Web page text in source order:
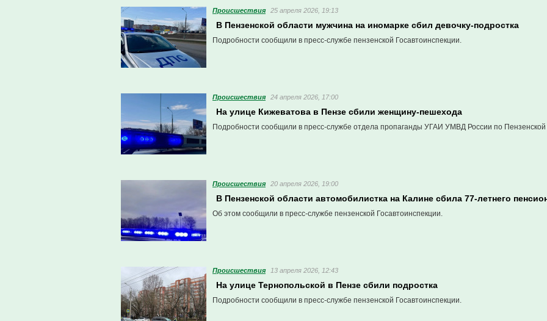
Проиcшествия 25 апреля 2026, 19:13
В Пензенской области мужчина на иномарке сбил девочку-подростка
Подробности сообщили в пресс-службе пензенской Госавтоинспекции.
Проиcшествия 24 апреля 2026, 17:00
На улице Кижеватова в Пензе сбили женщину-пешехода
Подробности сообщили в пресс-службе отдела пропаганды УГАИ УМВД России по Пензенской
Проиcшествия 20 апреля 2026, 19:00
В Пензенской области автомобилистка на Калине сбила 77-летнего
Об этом сообщили в пресс-службе пензенской Госавтоинспекции.
Проиcшествия 13 апреля 2026, 12:43
На улице Тернопольской в Пензе сбили подростка
Подробности сообщили в пресс-службе пензенской Госавтоинспекции.